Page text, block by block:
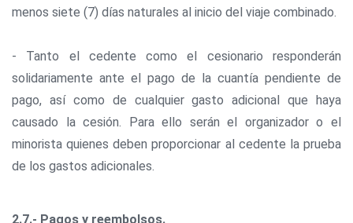
menos siete (7) días naturales al inicio del viaje combinado.
- Tanto el cedente como el cesionario responderán
solidariamente ante el pago de la cuantía pendiente de
pago, así como de cualquier gasto adicional que haya
causado la cesión. Para ello serán el organizador o el
minorista quienes deben proporcionar al cedente la prueba
de los gastos adicionales.
2.7.- Pagos y reembolsos.